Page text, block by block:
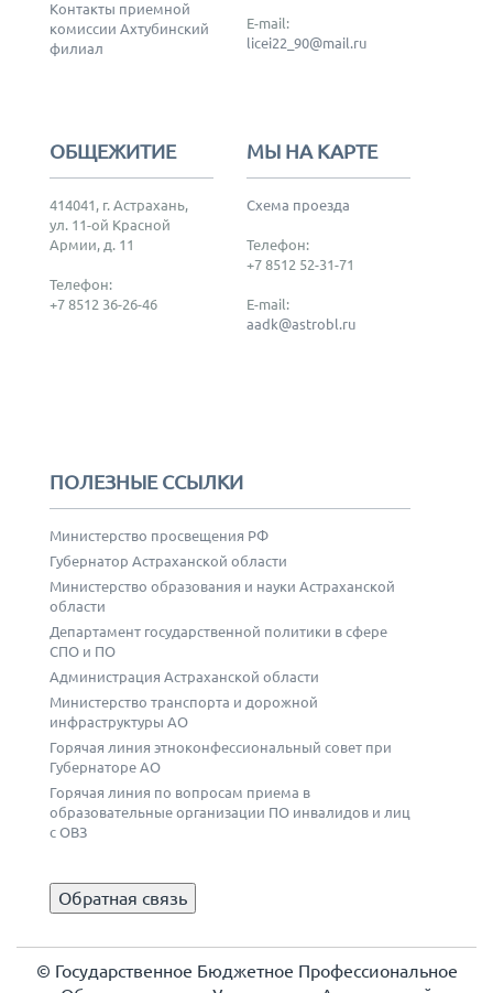
Контакты приемной
комиссии Ахтубинский
филиал
E-mail:
licei22_90@mail.ru
ОБЩЕЖИТИЕ
414041, г. Астрахань,
ул. 11-ой Красной
Армии, д. 11
Телефон:
+7 8512 36-26-46
МЫ НА КАРТЕ
Схема проезда
Телефон:
+7 8512 52-31-71
E-mail:
aadk@astrobl.ru
ПОЛЕЗНЫЕ ССЫЛКИ
Министерство просвещения РФ
Губернатор Астраханской области
Министерство образования и науки Астраханской
области
Департамент государственной политики в сфере
СПО и ПО
Администрация Астраханской области
Министерство транспорта и дорожной
инфраструктуры АО
Горячая линия этноконфессиональный совет при
Губернаторе АО
Горячая линия по вопросам приема в
образовательные организации ПО инвалидов и лиц
с ОВЗ
Обратная связь
© Государственное Бюджетное Профессиональное